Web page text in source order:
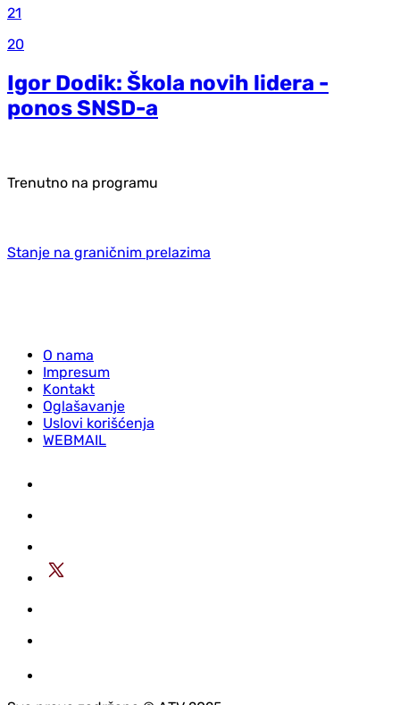
21
20
Igor Dodik: Škola novih lidera -
ponos SNSD-a
Trenutno na programu
Stanje na graničnim prelazima
O nama
Impresum
Kontakt
Oglašavanje
Uslovi korišćenja
WEBMAIL